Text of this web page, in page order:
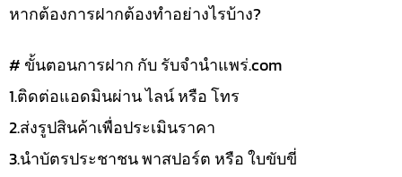
หากต้องการฝากต้องทำอย่างไรบ้าง?
# ขั้นตอนการฝาก กับ รับจำนำแพร่.com
1.ติดต่อแอดมินผ่าน ไลน์ หรือ โทร
2.ส่งรูปสินค้าเพื่อประเมินราคา
3.นำบัตรประชาชน พาสปอร์ต หรือ ใบขับขี่